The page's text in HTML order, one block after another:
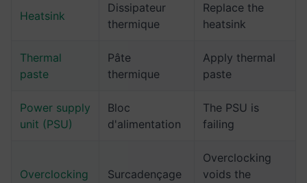
Heatsink
Dissipateur
thermique
Replace the
heatsink
Thermal
paste
Pâte
thermique
Apply thermal
paste
Power supply
unit (PSU)
Bloc
d'alimentation
The PSU is
failing
Overclocking Surcadençage
Overclocking
voids the